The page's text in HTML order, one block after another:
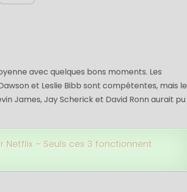
avec quelques bons moments. Les
et Leslie Bibb sont compétentes, mais le
James, Jay Scherick et David Ronn aurait pu
Netflix – Seuls ces 3 fonctionnent